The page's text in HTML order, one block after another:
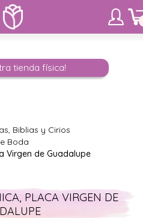
tienda física!
Biblias y Cirios
Boda
Virgen de Guadalupe
PLACA VIRGEN DE